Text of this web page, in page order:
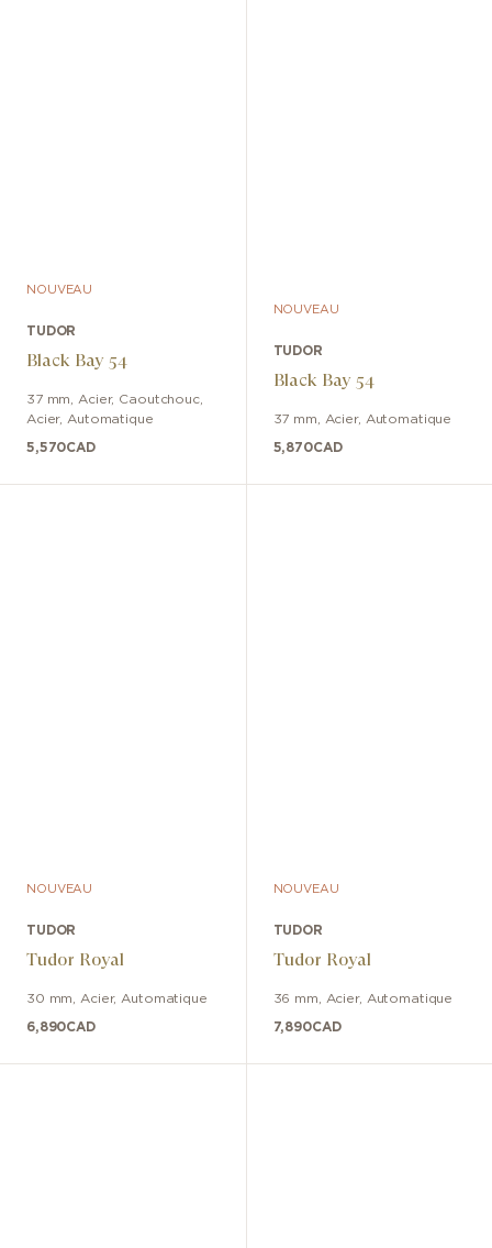
NOUVEAU
TUDOR
Black Bay 54
37 mm Acier, Caoutchouc,
Acier, Automatique
5,570CAD
NOUVEAU
TUDOR
Black Bay 54
37 mm Acier, Automatique
5,870CAD
NOUVEAU
TUDOR
Tudor Royal
30 mm Acier, Automatique
6,890CAD
NOUVEAU
TUDOR
Tudor Royal
36 mm Acier, Automatique
7,890CAD